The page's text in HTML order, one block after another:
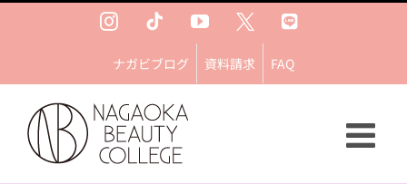
InstagramTiktokYouTube
Ｘ LINE
ナガビブログ 資料請求 FAQ